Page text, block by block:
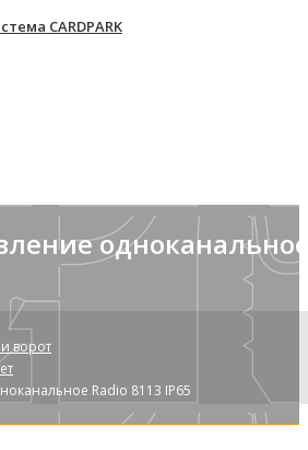
CARDPARK
ворот
Radio 8113 IP65